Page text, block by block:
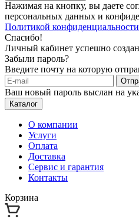
Нажимая на кнопку, вы даете
персональных данных и
Политикой конфиденциальности
Спасибо!
Личный кабинет успешно
Забыли пароль?
Введите почту на которую
Ваш новый пароль выслан на
Каталог
О компании
Услуги
Оплата
Доставка
Сервис и гарантия
Контакты
Корзина